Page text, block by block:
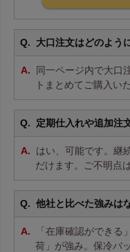
大口注文はどのよう
同一ページ内で大口
トまとめてご購入い
定期仕入れや追加注
はい、可能です。継
だけます。ご不明点
他社と比べた強みは
「在庫確認ができる
荷」が強み。保冷バ